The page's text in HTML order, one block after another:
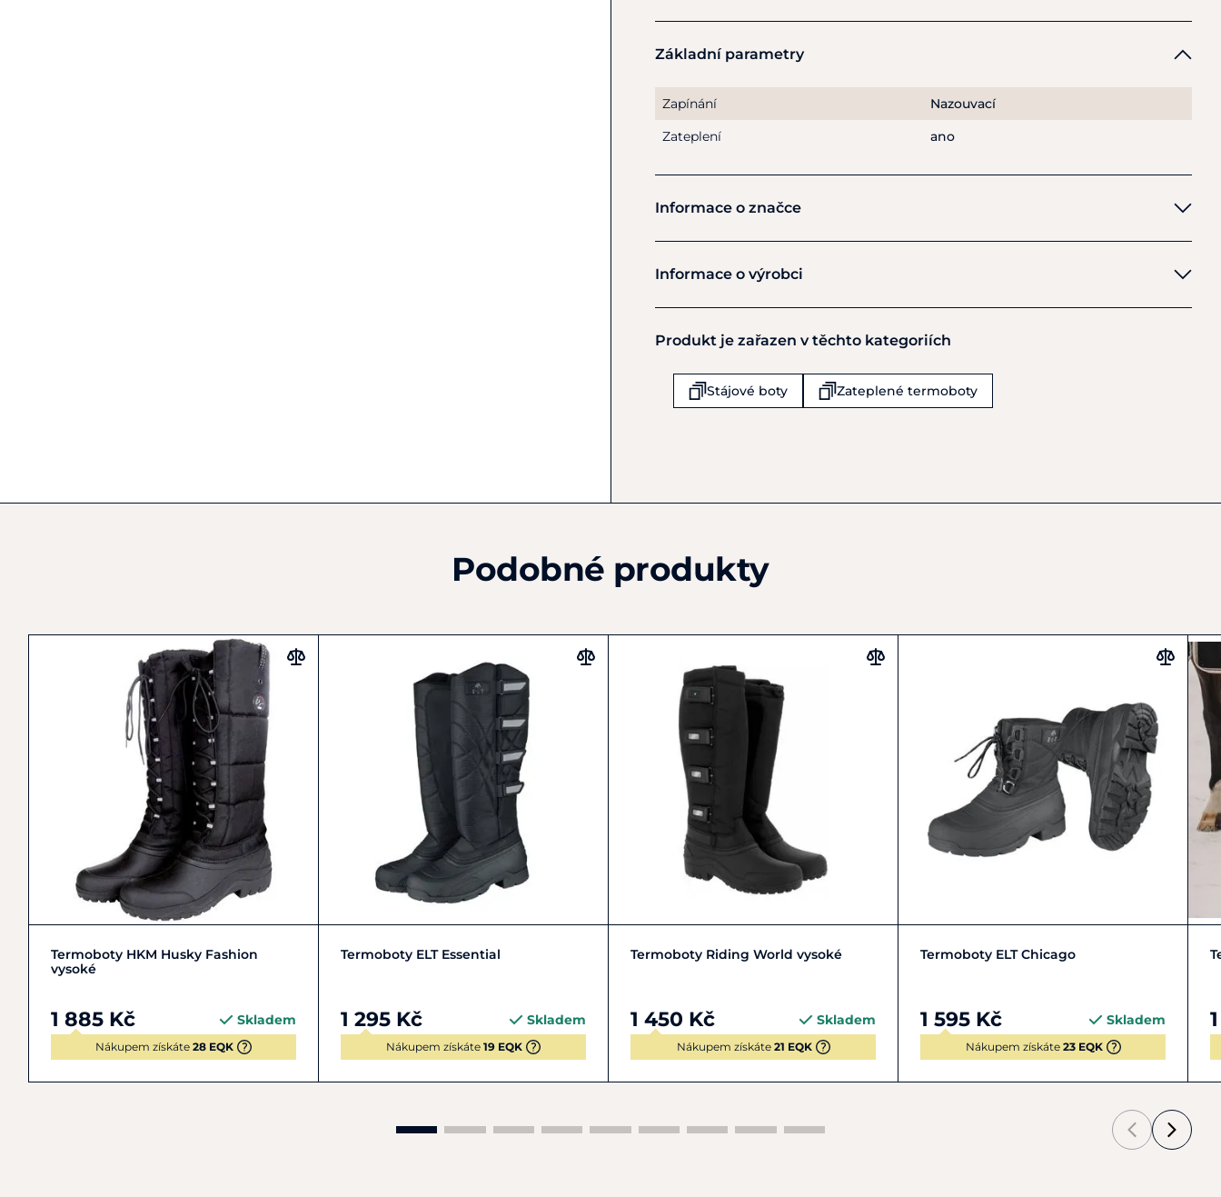
poskytující vynikající kombinaci komfortu, tepla a ochrany.
Základní parametry
Zapínání
Nazouvací
Zateplení
ano
Informace o značce
Informace o výrobci
Waldhausen GmbH & Co. KG
Koln-Ossendorf
D-50829
Produkt je zařazen v těchto kategoriích
Stájové boty Zateplené termoboty
Podobné produkty
30 31 32 33 + 13
Termoboty HKM Husky Fashion
vysoké
1 885 Kč Skladem
Nákupem získáte 28 EQK
34 35 36 37
Termoboty ELT Essential
1 295 Kč Skladem
Nákupem získáte 19 EQK
36 37 38 39 + 6
Termoboty Riding World vysoké
1 450 Kč Skladem
Nákupem získáte 21 EQK
37 38 39 40
Termoboty ELT Chicago
1 595 Kč Skladem
Nákupem získáte 23 EQK